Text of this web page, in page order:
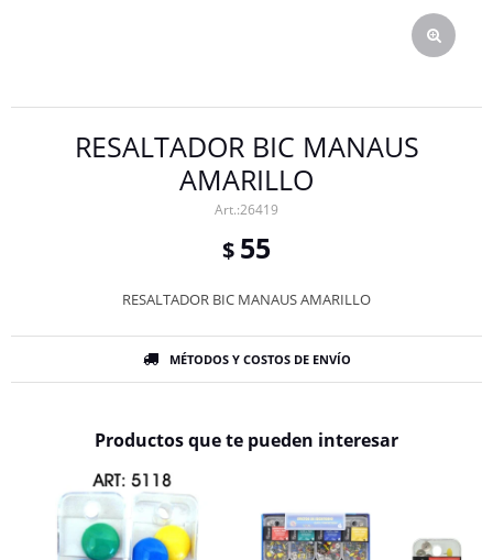
RESALTADOR BIC MANAUS
AMARILLO
26419
$ 55
RESALTADOR BIC MANAUS AMARILLO
MÉTODOS Y COSTOS DE ENVÍO
Productos que te pueden interesar